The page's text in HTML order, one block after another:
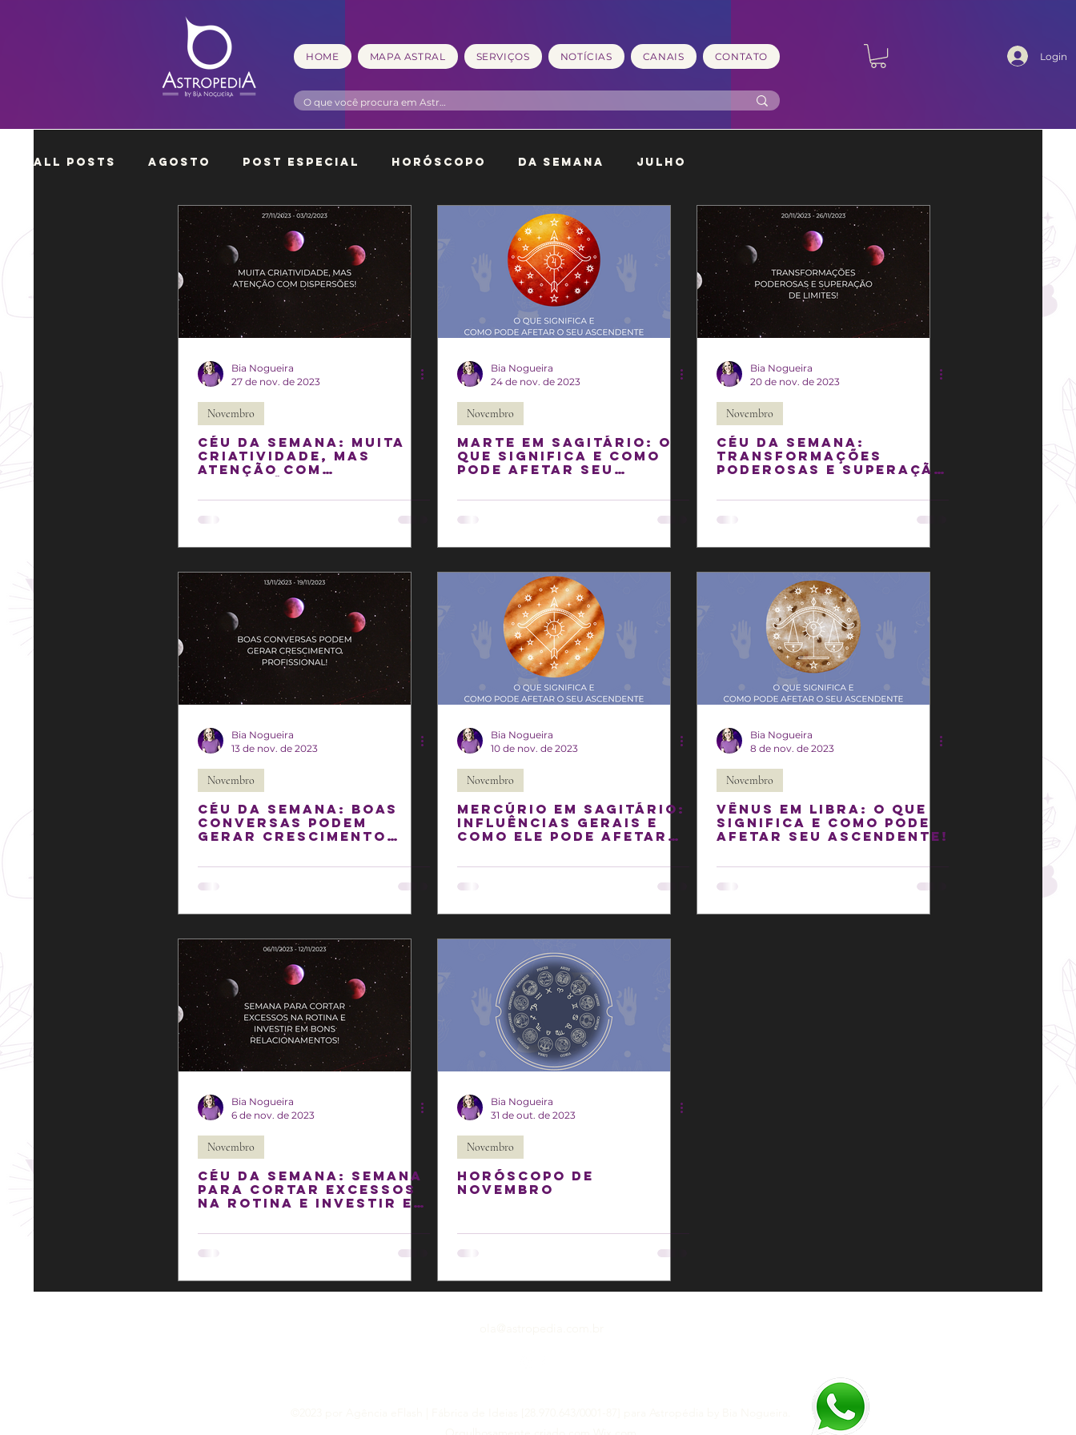
HOME MAPA ASTRAL SERVIÇOS NOTÍCIAS CANAIS CONTATO Login
All Posts Agosto Post Especial Horóscopo Da Semana Julho
Outubro Novembro Dezembro Janeiro
Bia Nogueira
27 de nov. de 2023
Novembro
Céu da semana: Muita
criatividade, mas
atenção com
Bia Nogueira
24 de nov. de 2023
Novembro
Marte em Sagitário: o
que significa e como
pode afetar seu
Bia Nogueira
20 de nov. de 2023
Novembro
Céu da semana:
Transformações
poderosas e superação
Bia Nogueira
13 de nov. de 2023
Novembro
Céu da semana: Boas
conversas podem
gerar crescimento
Bia Nogueira
10 de nov. de 2023
Novembro
Mercúrio em Sagitário:
influências gerais e
como ele pode afetar
Bia Nogueira
8 de nov. de 2023
Novembro
Vênus em Libra: o que
significa e como pode
afetar seu Ascendente!
Bia Nogueira
6 de nov. de 2023
Novembro
Céu da semana: semana
para cortar excessos
na rotina e investir em
Bia Nogueira
31 de out. de 2023
Novembro
HORÓSCOPO DE
NOVEMBRO